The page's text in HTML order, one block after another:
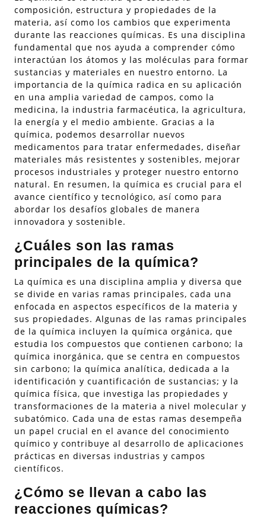
composición, estructura y propiedades de la
materia, así como los cambios que experimenta
durante las reacciones químicas. Es una disciplina
fundamental que nos ayuda a comprender cómo
interactúan los átomos y las moléculas para formar
sustancias y materiales en nuestro entorno. La
importancia de la química radica en su aplicación
en una amplia variedad de campos, como la
medicina, la industria farmacéutica, la agricultura,
la energía y el medio ambiente. Gracias a la
química, podemos desarrollar nuevos
medicamentos para tratar enfermedades, diseñar
materiales más resistentes y sostenibles, mejorar
procesos industriales y proteger nuestro entorno
natural. En resumen, la química es crucial para el
avance científico y tecnológico, así como para
abordar los desafíos globales de manera
innovadora y sostenible.
¿Cuáles son las ramas
principales de la química?
La química es una disciplina amplia y diversa que
se divide en varias ramas principales, cada una
enfocada en aspectos específicos de la materia y
sus propiedades. Algunas de las ramas principales
de la química incluyen la química orgánica, que
estudia los compuestos que contienen carbono; la
química inorgánica, que se centra en compuestos
sin carbono; la química analítica, dedicada a la
identificación y cuantificación de sustancias; y la
química física, que investiga las propiedades y
transformaciones de la materia a nivel molecular y
subatómico. Cada una de estas ramas desempeña
un papel crucial en el avance del conocimiento
químico y contribuye al desarrollo de aplicaciones
prácticas en diversas industrias y campos
científicos.
¿Cómo se llevan a cabo las
reacciones químicas?